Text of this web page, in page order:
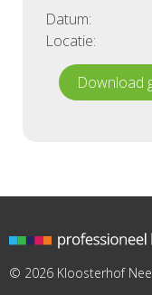
Datum:
Locatie:
Download
© 2026 Kloosterhof